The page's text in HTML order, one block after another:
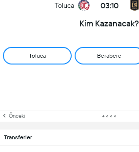
Toluca 03:10
Kim Kazanacak?
Toluca Berabere
Önceki
Transferler